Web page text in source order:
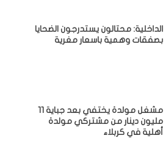
الداخلية: محتالون يستدرجون الضحايا
بصفقات وهمية باسعار مغرية
مشغل مولدة يختفي بعد جباية 11
مليون دينار من مشتركي مولدة
أهلية في كربلاء